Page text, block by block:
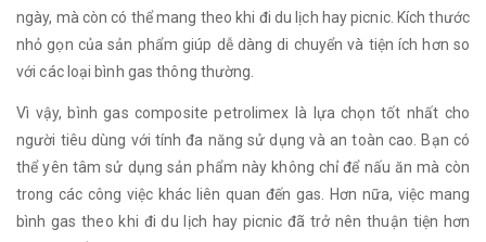
ngày, mà còn có thể mang theo khi đi du lịch hay picnic. Kích thước
nhỏ gọn của sản phẩm giúp dễ dàng di chuyển và tiện ích hơn so
với các loại bình gas thông thường.
Vì vậy, bình gas composite petrolimex là lựa chọn tốt nhất cho
người tiêu dùng với tính đa năng sử dụng và an toàn cao. Bạn có
thể yên tâm sử dụng sản phẩm này không chỉ để nấu ăn mà còn
trong các công việc khác liên quan đến gas. Hơn nữa, việc mang
bình gas theo khi đi du lịch hay picnic đã trở nên thuận tiện hơn